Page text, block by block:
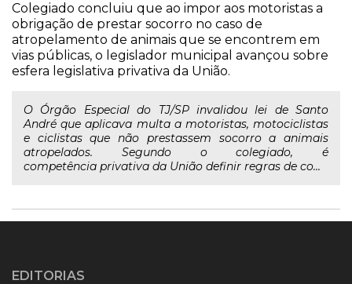
Colegiado concluiu que ao impor aos motoristas a
obrigação de prestar socorro no caso de
atropelamento de animais que se encontrem em
vias públicas, o legislador municipal avançou sobre
esfera legislativa privativa da União.
O Órgão Especial do TJ/SP invalidou lei de Santo
André que aplicava multa a motoristas, motociclistas
e ciclistas que não prestassem socorro a animais
atropelados. Segundo o colegiado, é
competência privativa da União definir regras de co...
EDITORIAS